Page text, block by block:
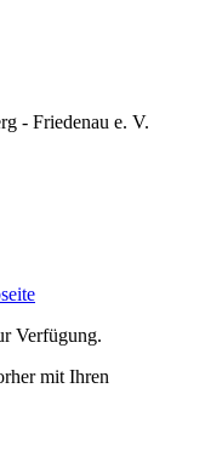
- Friedenau e. V.
Verfügung.
mit Ihren